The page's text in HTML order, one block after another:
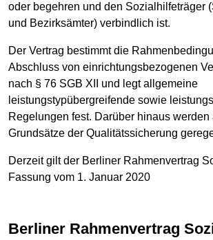
oder begehren und den Sozialhilfeträger
und Bezirksämter) verbindlich ist.
Der Vertrag bestimmt die
Abschluss von einrichtungsbezogenen
nach § 76 SGB XII und legt allgemeine
leistungstypübergreifende sowie
Regelungen fest. Darüber hinaus werden
Grundsätze der Qualitätssicherung
Derzeit gilt der Berliner Rahmenvertrag
Fassung vom 1. Januar 2020
Berliner Rahmenvertrag